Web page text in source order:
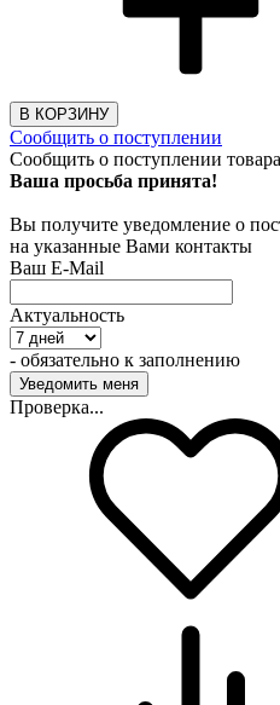
В КОРЗИНУ
Сообщить о поступлении
Сообщить о поступлении товара
Ваша просьба принята!
Вы получите уведомление о
на указанные Вами контакты
Ваш E-Mail
Актуальность
- обязательно к заполнению
Проверка...